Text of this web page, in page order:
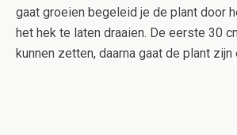
gaat groeien begeleid je de plant door
het hek te laten draaien. De eerste 30
kunnen zetten, daarna gaat de plant zijn